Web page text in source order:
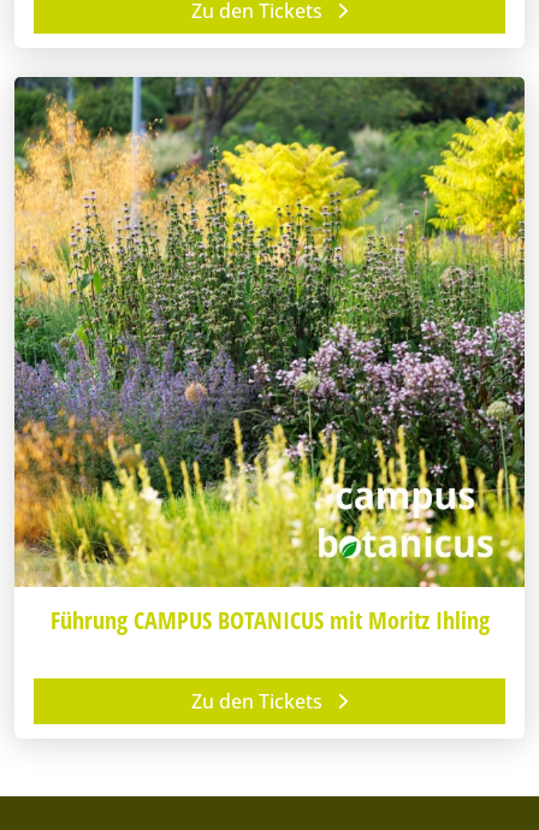
Zu den Tickets
Führung CAMPUS BOTANICUS mit Moritz Ihling
Zu den Tickets